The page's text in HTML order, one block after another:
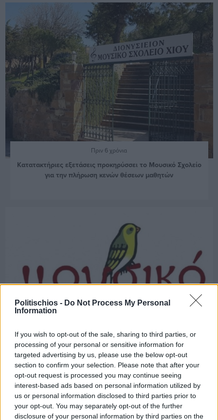
Politischios - Do Not Process My Personal
Information
If you wish to opt-out of the sale, sharing to third parties, or
processing of your personal or sensitive information for
targeted advertising by us, please use the below opt-out
section to confirm your selection. Please note that after your
opt-out request is processed you may continue seeing
interest-based ads based on personal information utilized by
us or personal information disclosed to third parties prior to
your opt-out. You may separately opt-out of the further
disclosure of your personal information by third parties on the
Πριν 6 χρόνια
Κατατακτήριες εξετάσεις προκηρύσσει το Μουσικό Σχολείο
για την πλήρωση κενών θέσεων μαθητών
Πριν 7 χρόνια
«Εχθροί εξ’ αίματος» από το θεατρικό σύνολο Λυκείου του
Μουσικού Σχολείου